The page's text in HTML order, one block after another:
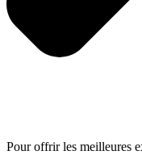
Pour offrir les meilleures